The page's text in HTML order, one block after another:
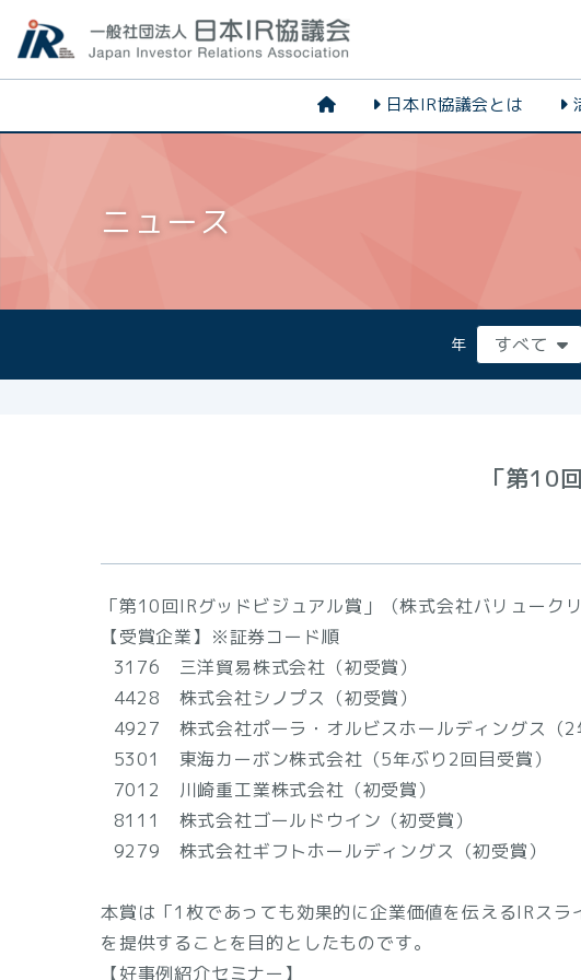
日本IR協議会とは
ニュース
年
「第10
「第10回IRグッドビジュアル賞」（株式会社バリューク
【受賞企業】※証券コード順
3176 三洋貿易株式会社（初受賞）
4428 株式会社シノプス（初受賞）
4927 株式会社ポーラ・オルビスホールディングス（2
5301 東海カーボン株式会社（5年ぶり2回目受賞）
7012 川崎重工業株式会社（初受賞）
8111 株式会社ゴールドウイン（初受賞）
9279 株式会社ギフトホールディングス（初受賞）
本賞は「1枚であっても効果的に企業価値を伝えるIRス
を提供することを目的としたものです。
【好事例紹介セミナー】